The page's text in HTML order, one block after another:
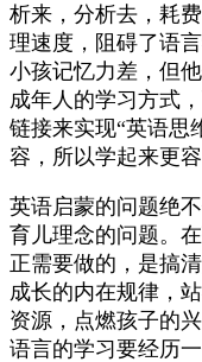
析来，分析去，耗
理速度，阻碍了语言
小孩记忆力差，但
成年人的学习方式
链接来实现“英语思
容，所以学起来更容
英语启蒙的问题绝
育儿理念的问题。
正需要做的，是搞
成长的内在规律，
资源，点燃孩子的
语言的学习要经历